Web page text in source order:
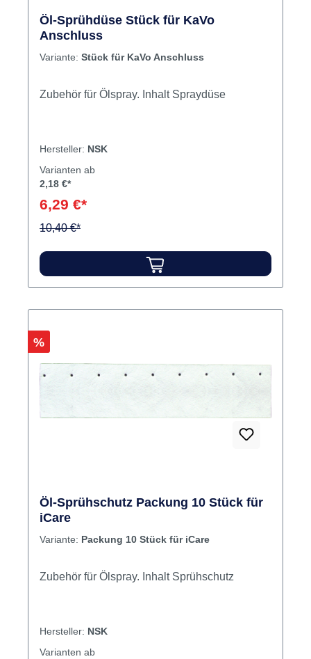
Öl-Sprühdüse Stück für KaVo
Anschluss
Variante: Stück für KaVo Anschluss
Zubehör für Ölspray. Inhalt Spraydüse
Hersteller: NSK
Varianten ab
2,18 €*
6,29 €*
10,40 €*
Rabatt
%
Öl-Sprühschutz Packung 10 Stück für
iCare
Variante: Packung 10 Stück für iCare
Zubehör für Ölspray. Inhalt Sprühschutz
Hersteller: NSK
Varianten ab